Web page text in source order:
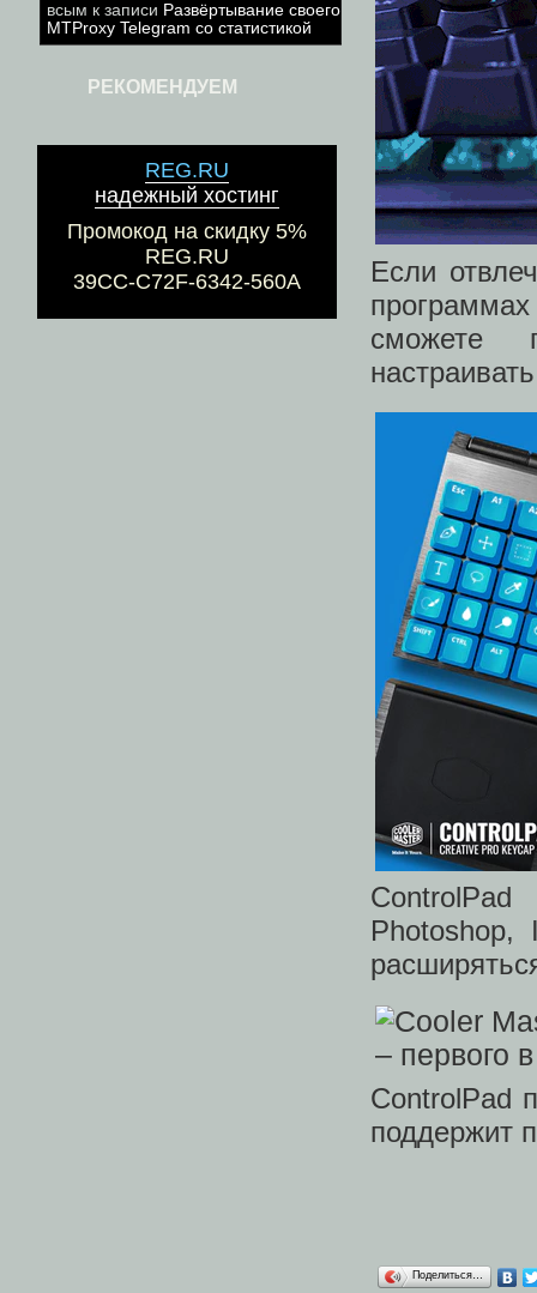
всым к записи Развёртывание своего
MTProxy Telegram со статистикой
РЕКОМЕНДУЕМ
REG.RU
надежный хостинг
Промокод на скидку 5%
REG.RU
39CC-C72F-6342-560A
Если
сможете
Photoshop,
ControlPad
поддержит
Поделиться…